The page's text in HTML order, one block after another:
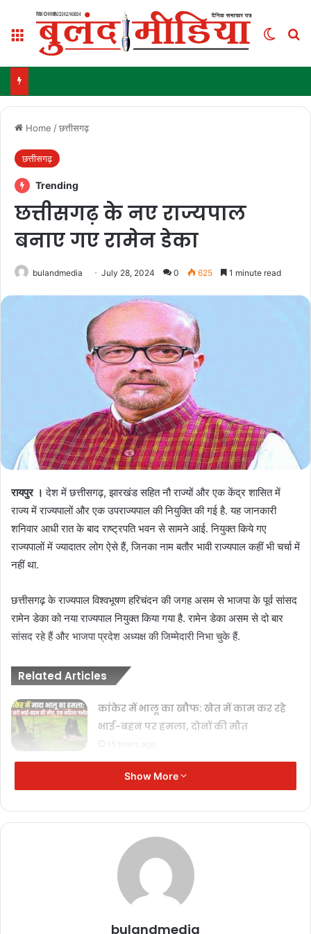
Menu
Home /छत्तीसगढ़
छत्तीसगढ़
Trending
छत्तीसगढ़ के नए राज्यपाल
बनाए गए रामेन डेका
bulandmedia July 28, 2024 0 625 1 minute read
रायपुर । देश में छत्तीसगढ़, झारखंड सहित नौ राज्यों और एक केंद्र शासित में
राज्य में राज्यपालों और एक उपराज्यपाल की नियुक्ति की गई है. यह जानकारी
शनिवार आधी रात के बाद राष्ट्रपति भवन से सामने आई. नियुक्त किये गए
राज्यपालों में ज्यादातर लोग ऐसे हैं, जिनका नाम बतौर भावी राज्यपाल कहीं भी चर्चा में
नहीं था.
छत्तीसगढ़ के राज्यपाल विश्वभूषण हरिचंदन की जगह असम से भाजपा के पूर्व सांसद
रामेन डेका को नया राज्यपाल नियुक्त किया गया है. रामेन डेका असम से दो बार
सांसद रहे हैं और भाजपा प्रदेश अध्यक्ष की जिम्मेदारी निभा चुके हैं.
Related Articles
कांकेर में भालू का खौफ: खेत में काम कर रहे
भाई-बहन पर हमला, दोनों की मौत
राजनांदगांव में बनेगा इलेक्ट्रॉनिक्स
मैन्युफैक्चरिंग क्लस्टर, 3,000 करोड़ से ज्यादा
निवेश और 9 हजार रोजगार की उम्मीद
पत्रकार उत्पीड़न के खिलाफ प्रदेशभर में विरोध,
मुख्यमंत्री के नाम ज्ञापन सौंपे
November 11, 2025
‘जनसम्पर्क’ का अंधेरा: विज्ञापन अब ‘इनाम’
Show More
bulandmedia